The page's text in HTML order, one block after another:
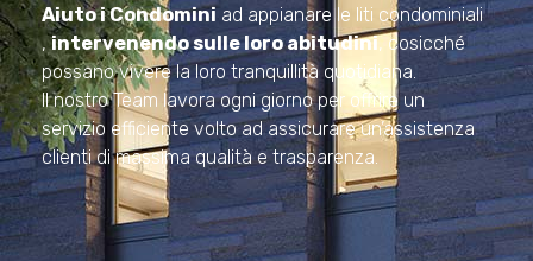
Aiuto i Condominiad appianare le liti condominiali
,intervenendo sulle loro abitudini, cosicché
possano vivere la loro tranquillità quotidiana.
Il nostro Team lavora ogni giorno per offrire un
servizio efficiente volto ad assicurare un’assistenza
clienti di massima qualità e trasparenza.